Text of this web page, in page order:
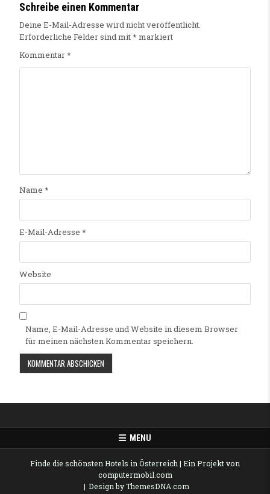
Schreibe einen Kommentar
Deine E-Mail-Adresse wird nicht veröffentlicht.
Erforderliche Felder sind mit* markiert
Kommentar*
Name *
E-Mail-Adresse *
Website
Name, E-Mail-Adresse und Website in diesem Browser
für meinen nächsten Kommentar speichern.
MENU
Finde die schönsten Hotels in Österreich | Ein Projekt von
computermobil.com
Design by ThemesDNA.com